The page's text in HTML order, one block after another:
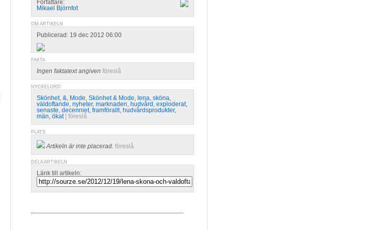
Författare:
Mikael Björnfot
OM ARTIKELN
Publicerad: 19 dec 2012 06:00
FAKTA
Ingen faktatext angiven föreslå
NYCKELORD
Skönhet, &, Mode, Skönhet & Mode, lena, sköna,
väldoftande, nyheter, marknaden, hudvård , exploderat,
senaste, decenniet, framförallt, hudvårdsprodukter,
män, ökat föreslå
PLATS
Artikeln är inte placerad. föreslå
DELA ARTIKELN
Länk till artikeln: